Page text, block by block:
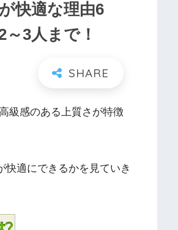
快適な理由6
3人まで！
級感のある上質さが特徴
快適にできるかを見ていき